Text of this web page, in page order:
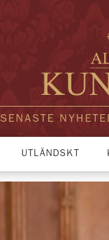
SENASTE
UTLÄNDSKT